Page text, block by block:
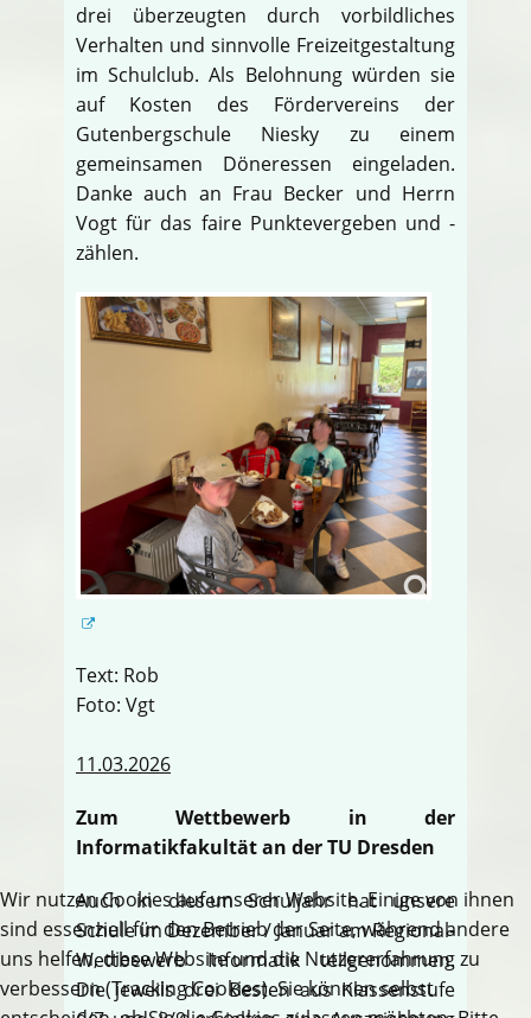
drei überzeugten durch vorbildliches
Verhalten und sinnvolle Freizeitgestaltung
im Schulclub. Als Belohnung würden sie
auf Kosten des Fördervereins der
Gutenbergschule Niesky zu einem
gemeinsamen Döneressen eingeladen.
Danke auch an Frau Becker und Herrn
Vogt für das faire Punktevergeben und -
zählen.
Text: Rob
Foto: Vgt
11.03.2026
Zum Wettbewerb in der
Informatikfakultät an der TU Dresden
Auch in diesem Schuljahr hat unsere
Schule im Dezember / Januar am Regional-
Wettbewerb Informatik teilgenommen.
Die jeweils drei Besten aus Klassenstufe
Wir nutzen Cookies auf unserer Website. Einige von ihnen
sind essenziell für den Betrieb der Seite, während andere
uns helfen, diese Website und die Nutzererfahrung zu
verbessern (Tracking Cookies). Sie können selbst